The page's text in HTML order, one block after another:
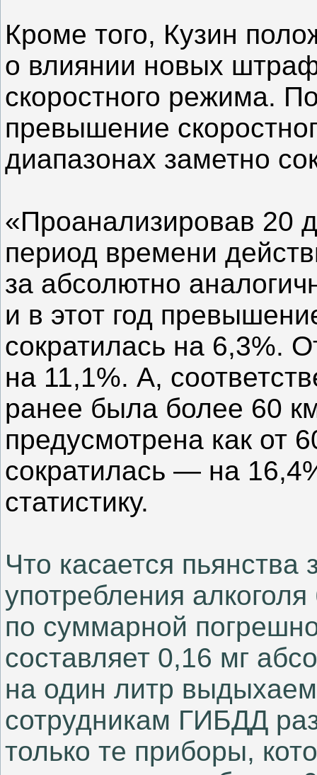
Кроме того, Кузин
о влиянии новых
скоростного режима.
превышение
диапазонах заметно
«Проанализировав 20
период времени
за абсолютно
и в этот год
сократилась на 6,3%.
на 11,1%. А,
ранее была более 60
предусмотрена как от
сократилась — на
статистику.
Что касается
употребления
по суммарной
составляет 0,16 мг
на один литр
сотрудникам ГИБДД
только те приборы,